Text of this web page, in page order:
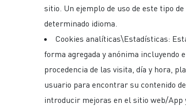
sitio. Un ejemplo de uso de este tipo
determinado idioma.
Cookies analíticas\Estadísticas:
forma agregada y anónima incluyendo
procedencia de las visita, día y hora,
usuario para encontrar su contenido
introducir mejoras en el sitio web/App